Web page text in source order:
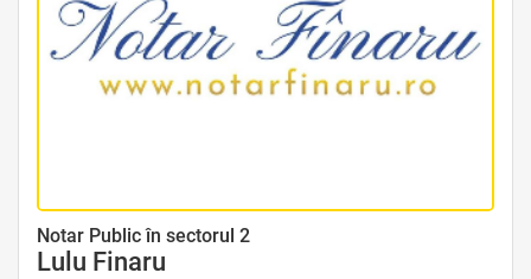
Notar Public în sectorul 2
Lulu Finaru